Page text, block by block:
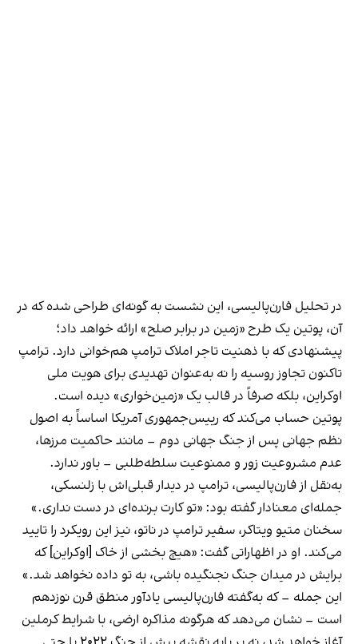
در تحلیل فارن‌پالیسی، این نشست به گونه‌ای طراحی شده که در
آن، پوتین یک طرح «زمین در برابر صلح» ارائه خواهد داد؛
پیشنهادی که با ذهنیت تاجر املاک ترامپ هم‌خوانی دارد. ترامپ
تاکنون تجاوز روسیه را نه به‌عنوان تهدیدی برای هویت ملی
اوکراین، بلکه صرفاً در قالب یک «زمین‌خواری» دیده است.
پوتین حساب می‌کند که رییس‌جمهوری آمریکا اساساً به اصول
نظم جهانی پس از جنگ جهانی دوم – مانند حاکمیت مرزها،
عدم مشروعیت زور و ممنوعیت سلطه‌طلبی – باور ندارد.
به‌نقل از فارن‌پالیسی، ترامپ در دیدار قبلی‌اش با زلنسکی،
جمله‌ای معنادار گفته بود: «تو کارت برنده‌ای در دست نداری.»
سخنان متیو ویتاکر، سفیر ترامپ در ناتو، نیز این رویکرد را تایید
می‌کند. او در اظهاراتی گفت: «هیچ بخشی از خاک [اوکراین] که
برایش در میدان جنگ نجنگیده باشی، به تو داده نخواهد شد.»
این جمله – که به‌گفته فارن‌پالیسی یادآور منطق قرن نوزدهم
است – نشان می‌دهد که هرگونه مذاکره ارضی، با شرایط کرملین